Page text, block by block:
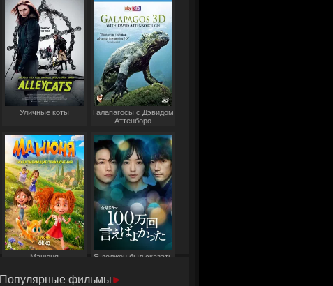
Уличные коты
Галапагосы с Дэвидом
Аттенборо
Манюня
Я должен был сказать
Популярные фильмы